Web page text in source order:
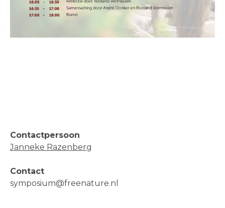
Contactpersoon
Janneke Razenberg
Contact
symposium@freenature.nl